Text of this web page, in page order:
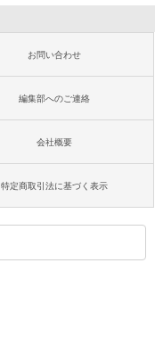
お問い合わせ
編集部へのご連絡
会社概要
特定商取引法に基づく表示